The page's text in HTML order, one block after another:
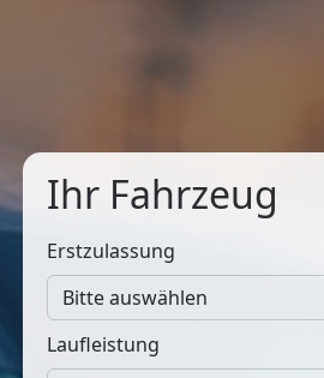
Ihr Fahrzeug
Erstzulassung
Laufleistung